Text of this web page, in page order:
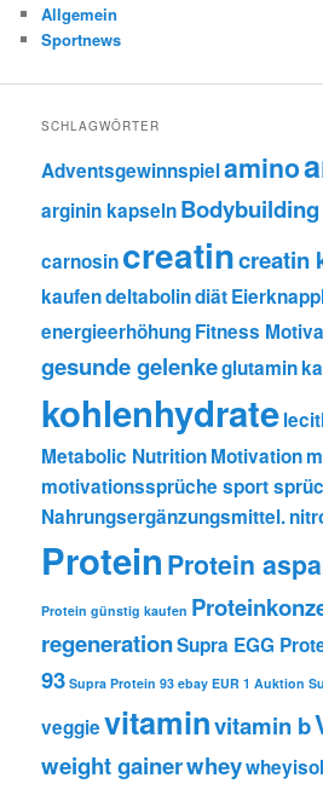
Allgemein
Sportnews
SCHLAGWÖRTER
Adventsgewinnspielamino
arginin kapseln
carnosincreatincreatin
kaufendeltabolindiät
energieerhöhungFitness
gesunde gelenkeglutamin
kohlenhydrate
Metabolic NutritionMotivation
motivationssprüche sport
Nahrungsergänzungsmittel.
ProteinProtein
Protein günstig kaufen
regenerationSupra EGG
93 Supra Protein 93 ebay EUR 1 Auktion
veggievitaminvitamin b
weight gainerwhey